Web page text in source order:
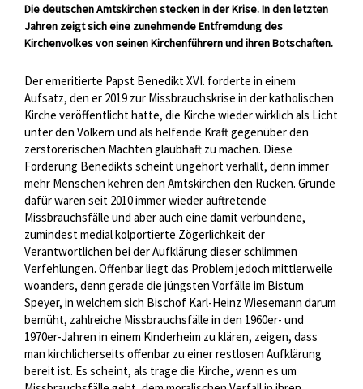
Die deutschen Amtskirchen stecken in der Krise. In den letzten
Jahren zeigt sich eine zunehmende Entfremdung des
Kirchenvolkes von seinen Kirchenführern und ihren Botschaften.
Der emeritierte Papst Benedikt XVI. forderte in einem
Aufsatz, den er 2019 zur Missbrauchskrise in der katholischen
Kirche veröffentlicht hatte, die Kirche wieder wirklich als Licht
unter den Völkern und als helfende Kraft gegenüber den
zerstörerischen Mächten glaubhaft zu machen. Diese
Forderung Benedikts scheint ungehört verhallt, denn immer
mehr Menschen kehren den Amtskirchen den Rücken. Gründe
dafür waren seit 2010 immer wieder auftretende
Missbrauchsfälle und aber auch eine damit verbundene,
zumindest medial kolportierte Zögerlichkeit der
Verantwortlichen bei der Aufklärung dieser schlimmen
Verfehlungen. Offenbar liegt das Problem jedoch mittlerweile
woanders, denn gerade die jüngsten Vorfälle im Bistum
Speyer, in welchem sich Bischof Karl-Heinz Wiesemann darum
bemüht, zahlreiche Missbrauchsfälle in den 1960er- und
1970er-Jahren in einem Kinderheim zu klären, zeigen, dass
man kirchlicherseits offenbar zu einer restlosen Aufklärung
bereit ist. Es scheint, als trage die Kirche, wenn es um